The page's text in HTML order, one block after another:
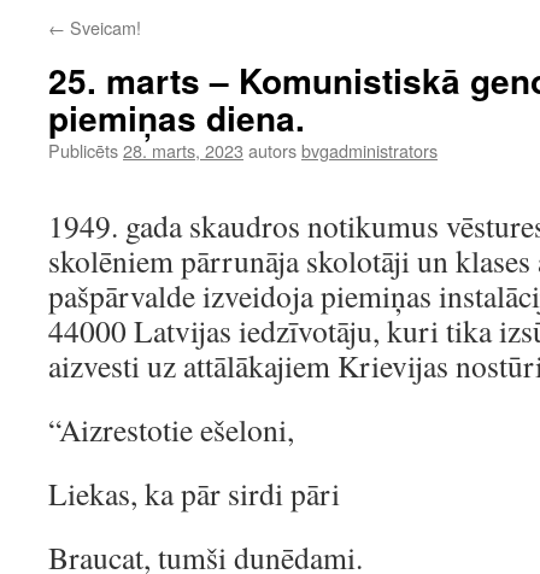
← Sveicam!
25. marts – Komunistiskā
piemiņas diena.
Publicēts28. marts, 2023 autorsbvgadministrators
1949. gada skaudros notikumus
skolēniem pārrunāja skolotāji un
pašpārvalde izveidoja piemiņas
44000 Latvijas iedzīvotāju, kuri tika
aizvesti uz attālākajiem Krievijas
“Aizrestotie ešeloni,
Liekas, ka pār sirdi pāri
Braucat, tumši dunēdami.